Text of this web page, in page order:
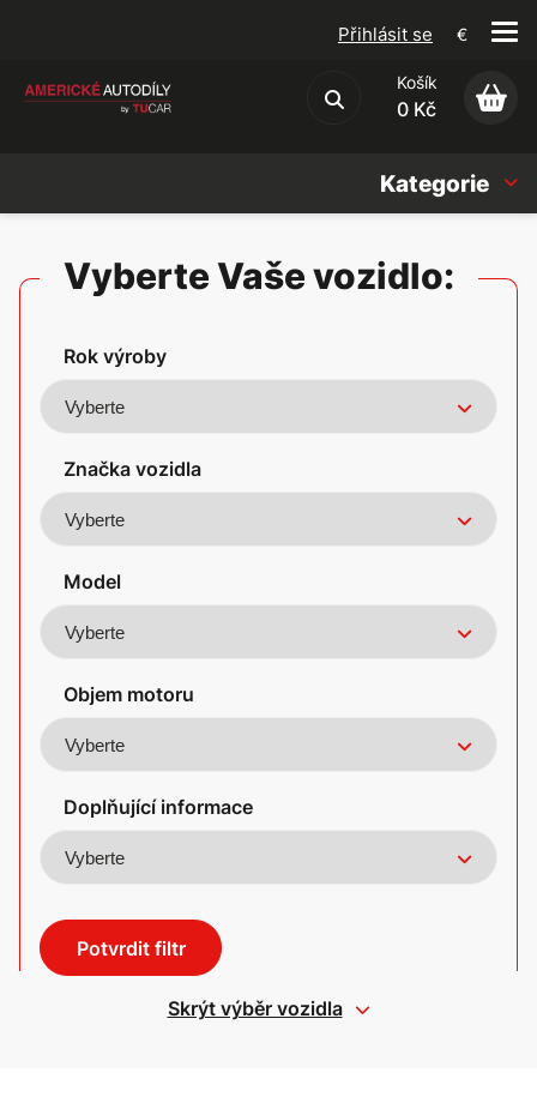
Obchodní podmínky
Přihlásit se €
Košík
0 Kč
Kategorie
Americké vozy
Vyberte Vaše vozidlo:
Rok výroby
Značka vozidla
Model
Objem motoru
Doplňující informace
Potvrdit filtr
Skrýt výběr vozidla